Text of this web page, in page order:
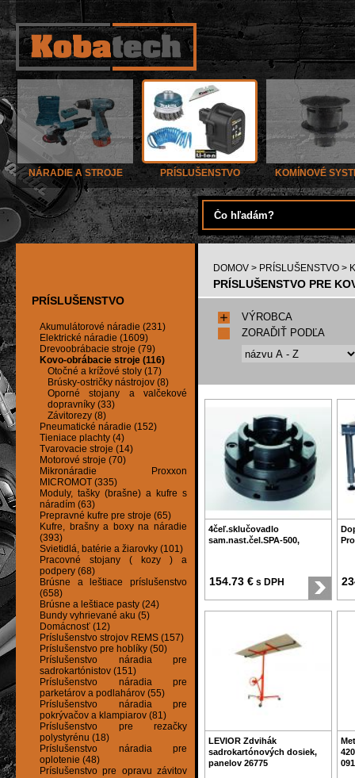
NÁRADIE A STROJE PRÍSLUŠENSTVO KOMÍNOVÉ
PRÍSLUŠENSTVO
Akumulátorové náradie (231)
Elektrické náradie (1609)
Drevoobrábacie stroje (79)
Kovo-obrábacie stroje (116)
Otočné a krížové stoly (17)
Brúsky-ostričky nástrojov (8)
Oporné stojany a valčekové
dopravníky (33)
Závitorezy (8)
Pneumatické náradie (152)
Tieniace plachty (4)
Tvarovacie stroje (14)
Motorové stroje (70)
Mikronáradie Proxxon
MICROMOT (335)
Moduly, tašky (brašne) a kufre s
náradím (63)
Prepravné kufre pre stroje (65)
Kufre, brašny a boxy na náradie
(393)
Svietidlá, batérie a žiarovky (101)
Pracovné stojany ( kozy ) a
podpery (68)
Brúsne a leštiace príslušenstvo
(658)
Brúsne a leštiace pasty (24)
Bundy vyhrievané aku (5)
Domácnosť (12)
Príslušenstvo strojov REMS (157)
Príslušenstvo pre hoblíky (50)
Príslušenstvo náradia pre
sadrokartónistov (151)
Príslušenstvo náradia pre
parketárov a podlahárov (55)
Príslušenstvo náradia pre
pokrývačov a klampiarov (81)
Príslušenstvo pre rezačky
polystyrénu (18)
Príslušenstvo náradia pre
oplotenie (48)
Príslušenstvo pre opravu závitov
DOMOV > PRÍSLUŠENSTVO >
PRÍSLUŠENSTVO PRE
VÝROBCA
ZORAĎIŤ PODĽA
4čeľ.sklučovadlo
sam.nast.čel.SPA-500,
154.73 € s DPH
LEVIOR Zdvihák
sadrokartónových dosiek,
panelov 26775